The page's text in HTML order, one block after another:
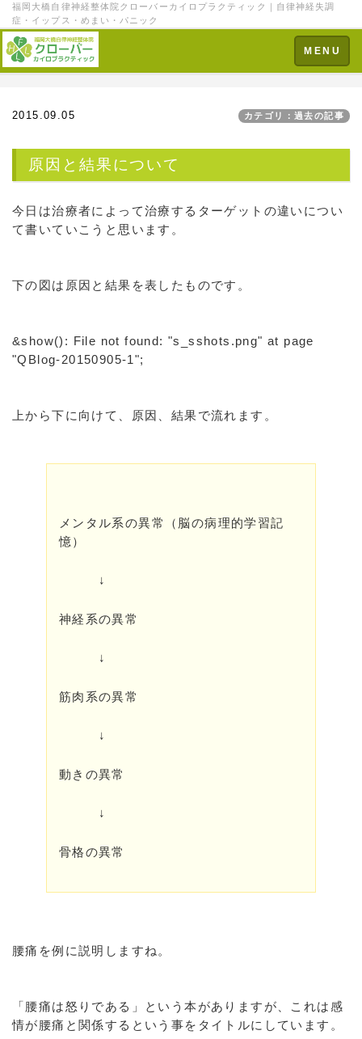
福岡大橋自律神経整体院クローバーカイロプラクティック｜自律神経失調
症・イップス・めまい・パニック
Toggle
navigation
MENU
2015.09.05 カテゴリ：過去の記事
原因と結果について
今日は治療者によって治療するターゲットの違いについ
て書いていこうと思います。
下の図は原因と結果を表したものです。
&show(): File not found: "s_sshots.png" at page
"QBlog-20150905-1";
上から下に向けて、原因、結果で流れます。
メンタル系の異常（脳の病理的学習記
憶）
↓
神経系の異常
↓
筋肉系の異常
↓
動きの異常
↓
骨格の異常
腰痛を例に説明しますね。
「腰痛は怒りである」という本がありますが、これは感
情が腰痛と関係するという事をタイトルにしています。